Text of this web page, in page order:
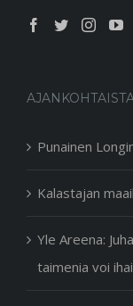
Punainen
Kalastajan
Yle Areena:
taimenia voi